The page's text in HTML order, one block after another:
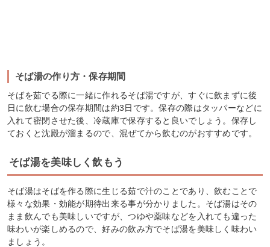
そば湯の作り方・保存期間
そばを茹でる際に一緒に作れるそば湯ですが、すぐに飲まずに後
日に飲む場合の保存期間は約3日です。保存の際はタッパーなどに
入れて密閉させた後、冷蔵庫で保存すると良いでしょう。保存し
ておくと沈殿が溜まるので、混ぜてから飲むのがおすすめです。
そば湯を美味しく飲もう
そば湯はそばを作る際に生じる茹で汁のことであり、飲むことで
様々な効果・効能が期待出来る事が分かりました。そば湯はその
まま飲んでも美味しいですが、つゆや薬味などを入れても違った
味わいが楽しめるので、好みの飲み方でそば湯を美味しく味わい
ましょう。